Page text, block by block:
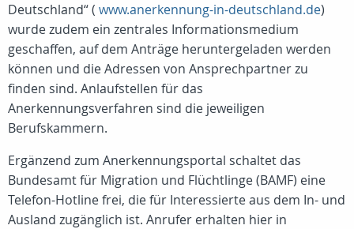
Deutschland“ ( www.anerkennung-in-deutschland.de)
wurde zudem ein zentrales Informationsmedium
geschaffen, auf dem Anträge heruntergeladen werden
können und die Adressen von Ansprechpartner zu
finden sind. Anlaufstellen für das
Anerkennungsverfahren sind die jeweiligen
Berufskammern.
Ergänzend zum Anerkennungsportal schaltet das
Bundesamt für Migration und Flüchtlinge (BAMF) eine
Telefon-Hotline frei, die für Interessierte aus dem In- und
Ausland zugänglich ist. Anrufer erhalten hier in